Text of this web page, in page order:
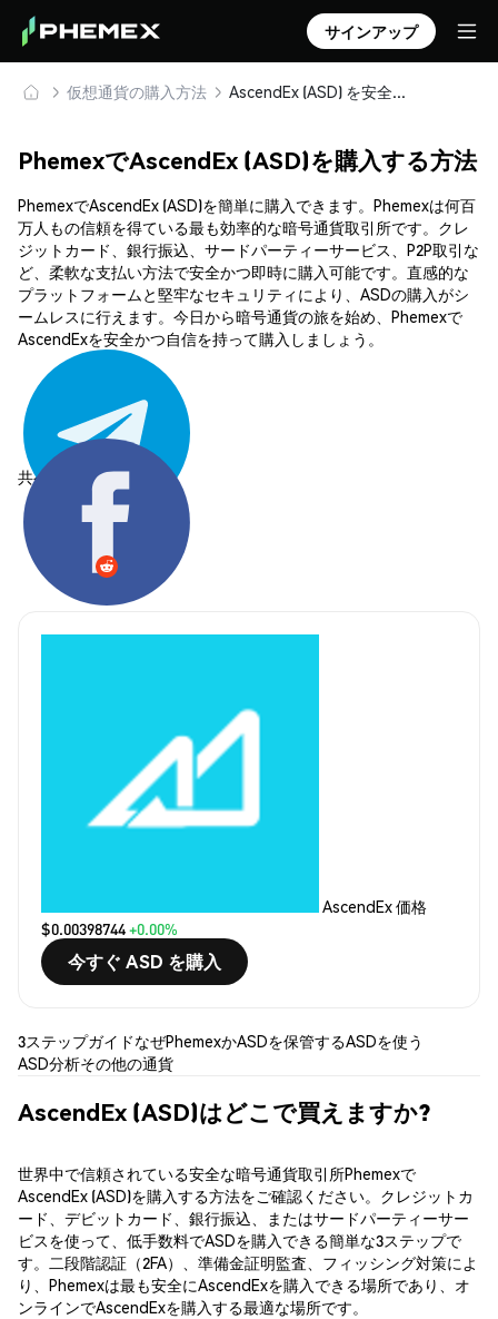
サインアップ
仮想通貨の購入方法 AscendEx (ASD) を安全に購入・保管
PhemexでAscendEx (ASD)を購入する方法
PhemexでAscendEx (ASD)を簡単に購入できます。Phemexは何百
万人もの信頼を得ている最も効率的な暗号通貨取引所です。クレ
ジットカード、銀行振込、サードパーティーサービス、P2P取引な
ど、柔軟な支払い方法で安全かつ即時に購入可能です。直感的な
プラットフォームと堅牢なセキュリティにより、ASDの購入がシ
ームレスに行えます。今日から暗号通貨の旅を始め、Phemexで
AscendExを安全かつ自信を持って購入しましょう。
共有する:
AscendEx 価格
$0.00398744+0.00%
今すぐ ASD を購入
3ステップガイドなぜPhemexかASDを保管するASDを使う
ASD分析その他の通貨
AscendEx (ASD)はどこで買えますか?
世界中で信頼されている安全な暗号通貨取引所Phemexで
AscendEx (ASD)を購入する方法をご確認ください。クレジットカ
ード、デビットカード、銀行振込、またはサードパーティーサー
ビスを使って、低手数料でASDを購入できる簡単な3ステップで
す。二段階認証（2FA）、準備金証明監査、フィッシング対策によ
り、Phemexは最も安全にAscendExを購入できる場所であり、オ
ンラインでAscendExを購入する最適な場所です。